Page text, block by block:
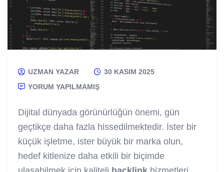
UZMAN YAZAR
30 KASIM 2025
YORUM YAPILMAMIŞ
Dijital dünyada görünürlüğün önemi, gün
geçtikçe daha fazla hissedilmektedir. İster bir
küçük işletme, ister büyük bir marka olun,
hedef kitlenize daha etkili bir biçimde